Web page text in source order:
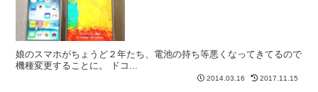
娘のスマホがちょうど２年たち、電池の持ち等悪くなってきてるので
機種変更することに。 ドコ...
2014.03.16 2017.11.15